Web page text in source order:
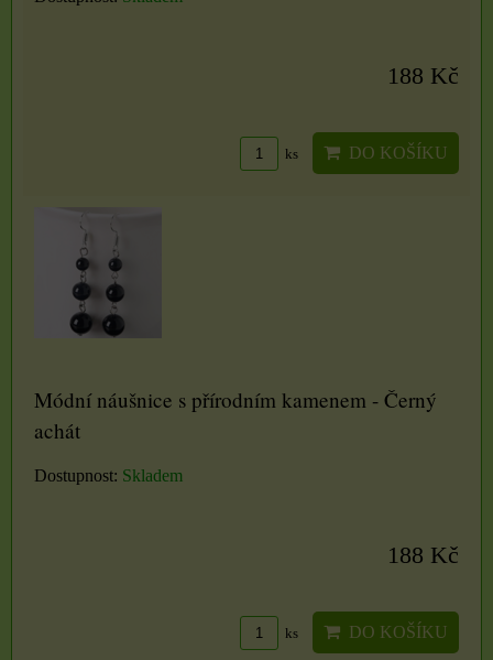
188 Kč
ks DO KOŠÍKU
Módní náušnice s přírodním kamenem - Černý
achát
Dostupnost: Skladem
188 Kč
ks DO KOŠÍKU